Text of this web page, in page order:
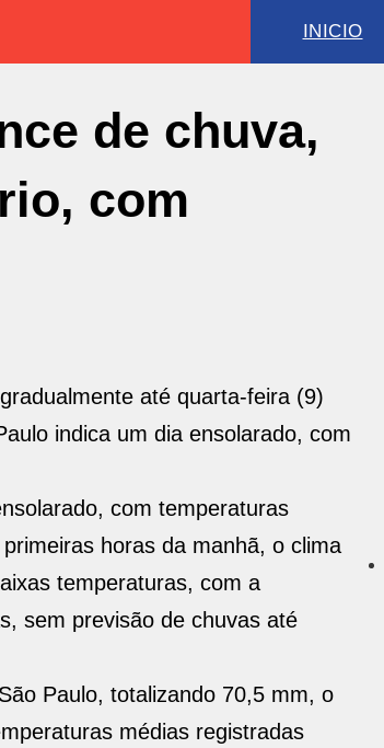
INICIO
de chuva,
com
até quarta-feira (9)
indica um dia ensolarado, com
com temperaturas
horas da manhã, o clima
temperaturas, com a
sem previsão de chuvas até
Paulo, totalizando 70,5 mm, o
médias registradas